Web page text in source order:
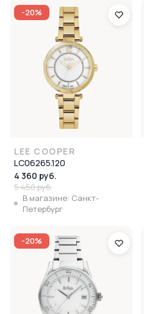
-20%
LEE COOPER
LC06265.120
4 360 руб.
5 450 руб.
В магазине: Санкт-
Петербург
-20%